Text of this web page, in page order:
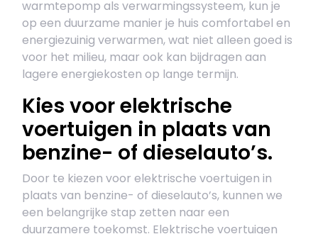
warmtepomp als verwarmingssysteem, kun je
op een duurzame manier je huis comfortabel en
energiezuinig verwarmen, wat niet alleen goed is
voor het milieu, maar ook kan bijdragen aan
lagere energiekosten op lange termijn.
Kies voor elektrische
voertuigen in plaats van
benzine- of dieselauto’s.
Door te kiezen voor elektrische voertuigen in
plaats van benzine- of dieselauto’s, kunnen we
een belangrijke stap zetten naar een
duurzamere toekomst. Elektrische voertuigen